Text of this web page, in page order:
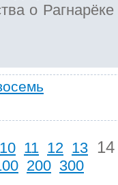
о
10 11 12 13 14
200 300